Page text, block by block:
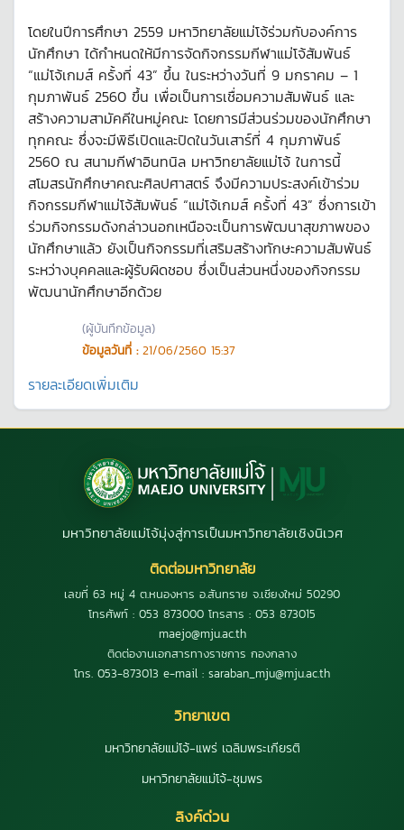
โดยในปีการศึกษา 2559 มหาวิทยาลัยแม่โจ้ร่วมกับองค์การ
นักศึกษา ได้กำหนดให้มีการจัดกิจกรรมกีฬาแม่โจ้สัมพันธ์
“แม่โจ้เกมส์ ครั้งที่ 43” ขึ้น ในระหว่างวันที่ 9 มกราคม – 1
กุมภาพันธ์ 2560 ขึ้น เพื่อเป็นการเชื่อมความสัมพันธ์ และ
สร้างความสามัคคีในหมู่คณะ โดยการมีส่วนร่วมของนักศึกษา
ทุกคณะ ซึ่งจะมีพิธีเปิดและปิดในวันเสาร์ที่ 4 กุมภาพันธ์
2560 ณ สนามกีฬาอินทนิล มหาวิทยาลัยแม่โจ้ ในการนี้
สโมสรนักศึกษาคณะศิลปศาสตร์ จึงมีความประสงค์เข้าร่วม
กิจกรรมกีฬาแม่โจ้สัมพันธ์ “แม่โจ้เกมส์ ครั้งที่ 43” ซึ่งการเข้า
ร่วมกิจกรรมดังกล่าวนอกเหนือจะเป็นการพัฒนาสุขภาพของ
นักศึกษาแล้ว ยังเป็นกิจกรรมที่เสริมสร้างทักษะความสัมพันธ์
ระหว่างบุคคลและผู้รับผิดชอบ ซึ่งเป็นส่วนหนึ่งของกิจกรรม
พัฒนานักศึกษาอีกด้วย
(ผู้บันทึกข้อมูล)
ข้อมูลวันที่ : 21/06/2560 15:37
รายละเอียดเพิ่มเติม
มหาวิทยาลัยแม่โจ้มุ่งสู่การเป็นมหาวิทยาลัยเชิงนิเวศ
ติดต่อมหาวิทยาลัย
เลขที่ 63 หมู่ 4 ต.หนองหาร อ.สันทราย จ.เชียงใหม่ 50290
โทรศัพท์ : 053 873000 โทรสาร : 053 873015
maejo@mju.ac.th
ติดต่องานเอกสารทางราชการ กองกลาง
โทร. 053-873013 e-mail : saraban_mju@mju.ac.th
วิทยาเขต
มหาวิทยาลัยแม่โจ้-แพร่ เฉลิมพระเกียรติ
มหาวิทยาลัยแม่โจ้-ชุมพร
ลิงค์ด่วน